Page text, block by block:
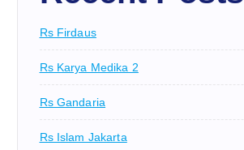
Rs Firdaus
Rs Karya Medika 2
Rs Gandaria
Rs Islam Jakarta